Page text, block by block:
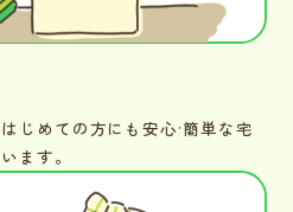
じめての方にも安心·簡単な宅
ます。